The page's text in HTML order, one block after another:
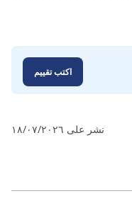
اكتب تقييم
نشر على ١٨/٠٧/٢٠٢٦